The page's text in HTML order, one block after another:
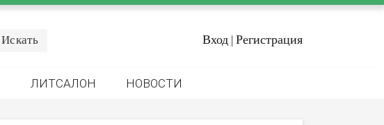
Вход | Регистрация
ЛИТСАЛОН НОВОСТИ